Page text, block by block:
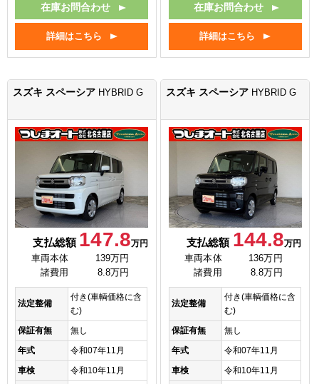
在庫お問合わせ
詳細はこちら
在庫お問合わせ
詳細はこちら
スズキ スペーシア HYBRID G
支払総額 147.8万円
車両本体
139万円
諸費用
8.8万円
法定整備
付き(車輌価格に含
む)
保証有無
無し
年式
令和07年11月
車検
令和10年11月
スズキ スペーシア HYBRID G
支払総額 144.8万円
車両本体
136万円
諸費用
8.8万円
法定整備
付き(車輌価格に含
む)
保証有無
無し
年式
令和07年11月
車検
令和10年11月